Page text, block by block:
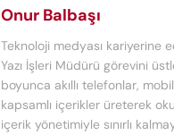
Onur Balbaşı
Teknoloji medyası kariyerine
Yazı İşleri Müdürü görevini
boyunca akıllı telefonlar,
kapsamlı içerikler üreterek
içerik yönetimiyle sınırlı